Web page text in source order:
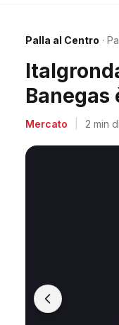
Palla al Centro ·
Arpi
Berti, il
Mercato 2 min